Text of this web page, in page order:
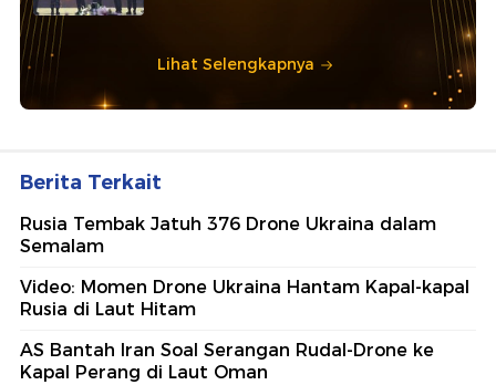
Lihat Selengkapnya
Berita Terkait
Rusia Tembak Jatuh 376 Drone Ukraina dalam
Semalam
Video: Momen Drone Ukraina Hantam Kapal-kapal
Rusia di Laut Hitam
AS Bantah Iran Soal Serangan Rudal-Drone ke
Kapal Perang di Laut Oman